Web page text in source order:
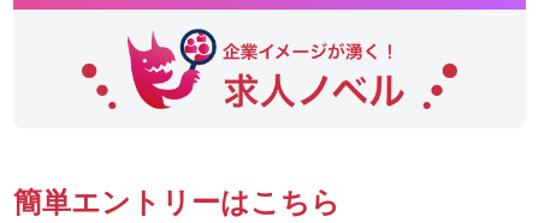
簡単エントリーはこちら